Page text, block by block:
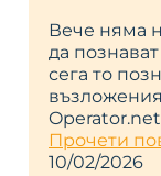
Вече няма
да
сега то
Operator.net
Прочети
10/02/2026